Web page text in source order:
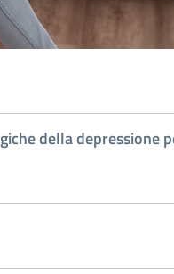
della depressione